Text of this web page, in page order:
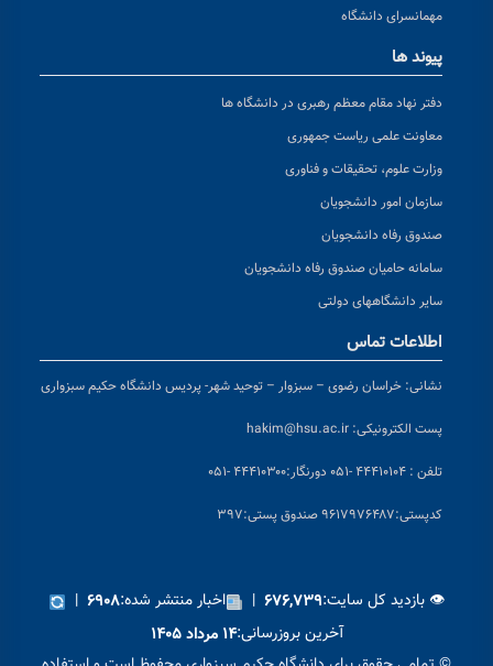
مهمانسرای دانشگاه
پیوند ها
دفتر نهاد مقام معظم رهبری در دانشگاه ها
معاونت علمی ریاست جمهوری
وزارت علوم، تحقیقات و فناوری
سازمان امور دانشجویان
صندوق رفاه دانشجویان
سامانه حامیان صندوق رفاه دانشجویان
سایر دانشگاههای دولتی
اطلاعات تماس
نشانی: خراسان رضوی – سبزوار – توحید شهر- پردیس دانشگاه حکیم سبزواری
پست الکترونیکی: hakim@hsu.ac.ir
تلفن : ۴۴۴۱۰۱۰۴ -۰۵۱ دورنگار:۴۴۴۱۰۳۰۰ -۰۵۱
کدپستی:۹۶۱۷۹۷۶۴۸۷ صندوق پستی:۳۹۷
👁 بازدید کل سایت:۶۷۶,۷۳۹ | اخبار منتشر شده:۶۹۰۸ |
آخرین بروزرسانی:۱۴ مرداد ۱۴۰۵